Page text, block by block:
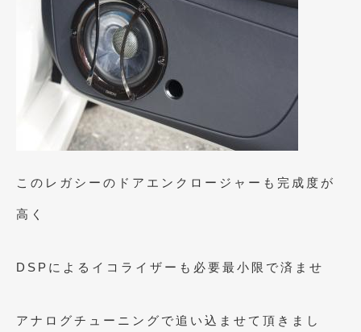
2020年4月(4)
2020年3月(4)
2020年2月(12)
2020年1月(6)
2019年12月 (8)
2019年8月(10)
2019年6月(16)
このレガシーのドアエンクロージャーも完成度が
高く
DSPによるイコライザーも必要最小限で済ませ
アナログチューニングで追い込ませて頂きまし